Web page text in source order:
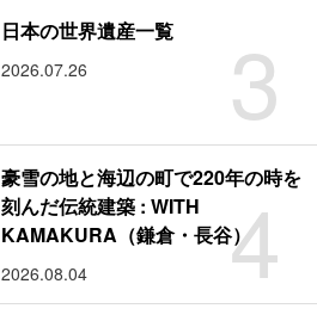
3
日本の世界遺産一覧
2026.07.26
4
豪雪の地と海辺の町で220年の時を
刻んだ伝統建築 : WITH
KAMAKURA（鎌倉・長谷）
2026.08.04